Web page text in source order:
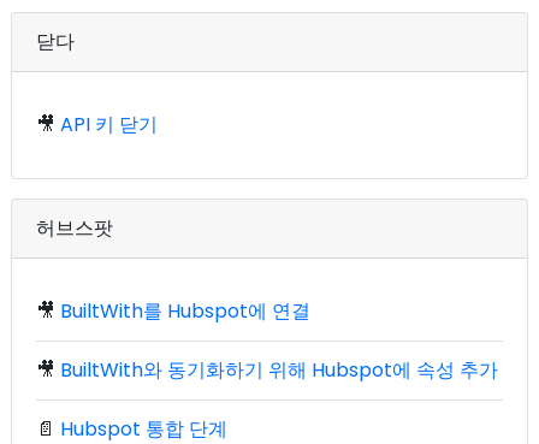
닫다
🎥 API 키 닫기
허브스팟
🎥 BuiltWith를 Hubspot에 연결
🎥 BuiltWith와 동기화하기 위해 Hubspot에 속성 추가
📄 Hubspot 통합 단계